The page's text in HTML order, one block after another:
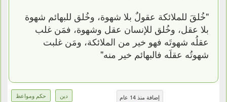
"خُلقَ للملائكة عقولٌ بلا شهوة، وخُلق للبهائم شهوة
بلا عقل، وخُلق للإنسان عقل وشهوة، فمَن غلب
عقلُه شهوتَه فهو خير من الملائكة، ومَن غلبت
شهوتُه عقلَه فالبهائم خير منه"
دين حكم ومواعظ
إضافة منذ 14 عام